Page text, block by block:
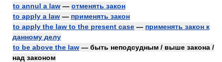
to annul a law — отменять закон
to apply a law — применять закон
to apply the law to the present case — применять закон к
данному делу
to be above the law — быть неподсудным / выше закона /
над законом